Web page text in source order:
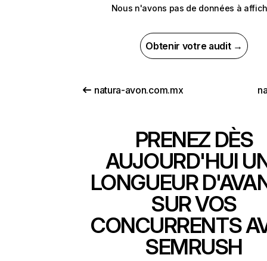
Nous n'avons pas de données à
Obtenir votre audit →
natura-avon.com.mx
PRENEZ DÈS
AUJOURD'HUI
LONGUEUR
SUR VOS
CONCURRENTS
SEMRUSH